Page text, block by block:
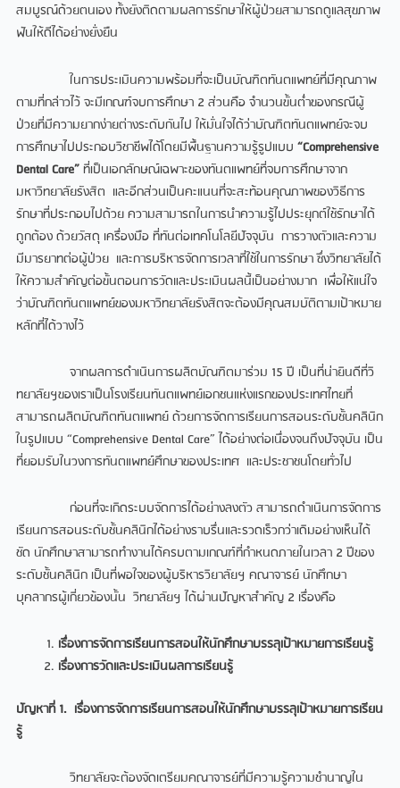
สมบูรณ์ด้วยตนเอง ทั้งยังติดตามผลการรักษาให้ผู้ป่วยสามารถดูแลสุขภาพ
ฟันให้ดีได้อย่างยั่งยืน
ในการประเมินความพร้อมที่จะเป็นบัณฑิตทันตแพทย์ที่มีคุณภาพ
ตามที่กล่าวไว้ จะมีเกณฑ์จบการศึกษา 2 ส่วนคือ จำนวนขั้นต่ำของกรณีผู้
ป่วยที่มีความยากง่ายต่างระดับกันไป ให้มั่นใจได้ว่าบัณฑิตทันตแพทย์จะจบ
การศึกษาไปประกอบวิชาชีพได้โดยมีพื้นฐานความรู้รูปแบบ“Comprehensive
Dental Care”ที่เป็นเอกลักษณ์เฉพาะของทันตแพทย์ที่จบการศึกษาจาก
มหาวิทยาลัยรังสิต และอีกส่วนเป็นคะแนนที่จะสะท้อนคุณภาพของวิธีการ
รักษาที่ประกอบไปด้วย ความสามารถในการนำความรู้ไปประยุกต์ใช้รักษาได้
ถูกต้อง ด้วยวัสดุ เครื่องมือ ที่ทันต่อเทคโนโลยีปัจจุบัน การวางตัวและความ
มีมารยาทต่อผู้ป่วย และการบริหารจัดการเวลาที่ใช้ในการรักษา ซึ่งวิทยาลัยได้
ให้ความสำคัญต่อขั้นตอนการวัดและประเมินผลนี้เป็นอย่างมาก เพื่อให้แน่ใจ
ว่าบัณฑิตทันตแพทย์ของมหาวิทยาลัยรังสิตจะต้องมีคุณสมบัติตามเป้าหมาย
หลักที่ได้วางไว้
จากผลการดำเนินการผลิตบัณฑิตมาร่วม 15 ปี เป็นที่น่ายินดีที่วิ
ทยาลัยฯของเราเป็นโรงเรียนทันตแพทย์เอกชนแห่งแรกของประเทศไทยที่
สามารถผลิตบัณฑิตทันตแพทย์ ด้วยการจัดการเรียนการสอนระดับชั้นคลินิก
ในรูปแบบ “Comprehensive Dental Care” ได้อย่างต่อเนื่องจนถึงปัจจุบัน เป็น
ที่ยอมรับในวงการทันตแพทย์ศึกษาของประเทศ และประชาชนโดยทั่วไป
ก่อนที่จะเกิดระบบจัดการได้อย่างลงตัว สามารถดำเนินการจัดการ
เรียนการสอนระดับชั้นคลินิกได้อย่างราบรื่นและรวดเร็วกว่าเดิมอย่างเห็นได้
ชัด นักศึกษาสามารถทำงานได้ครบตามเกณฑ์ที่กำหนดภายในเวลา 2 ปีของ
ระดับชั้นคลินิก เป็นที่พอใจของผู้บริหารวิยาลัยฯ คณาจารย์ นักศึกษา
บุคลากรผู้เกี่ยวข้องนั้น วิทยาลัยฯ ได้ผ่านปัญหาสำคัญ 2 เรื่องคือ
เรื่องการจัดการเรียนการสอนให้นักศึกษาบรรลุเป้าหมายการเรียนรู้
เรื่องการวัดและประเมินผลการเรียนรู้
ปัญหาที่1. เรื่องการจัดการเรียนการสอนให้นักศึกษาบรรลุเป้าหมายการเรียน
รู้
วิทยาลัยจะต้องจัดเตรียมคณาจารย์ที่มีความรู้ความชำนาญใน